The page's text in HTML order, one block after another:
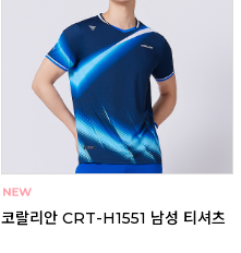
코랄리안 CRT-H1551 남성 티셔츠